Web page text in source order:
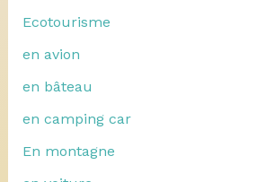
Ecotourisme
en avion
en bâteau
en camping car
En montagne